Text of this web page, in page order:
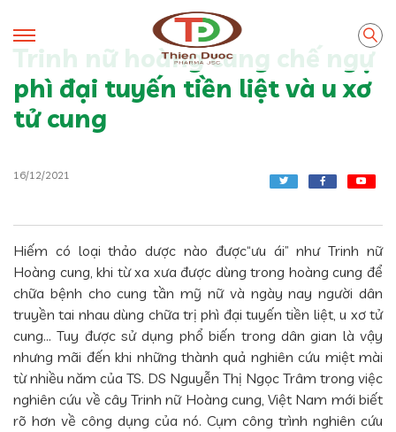
Trinh nữ hoàng cung chế ngự
phì đại tuyến tiền liệt và u xơ
tử cung
16/12/2021
Hiếm có loại thảo dược nào được“ưu ái” như Trinh nữ
Hoàng cung, khi từ xa xưa được dùng trong hoàng cung để
chữa bệnh cho cung tần mỹ nữ và ngày nay người dân
truyền tai nhau dùng chữa trị phì đại tuyến tiền liệt, u xơ tử
cung… Tuy được sử dụng phổ biến trong dân gian là vậy
nhưng mãi đến khi những thành quả nghiên cứu miệt mài
từ nhiều năm của TS. DS Nguyễn Thị Ngọc Trâm trong việc
nghiên cứu về cây Trinh nữ Hoàng cung, Việt Nam mới biết
rõ hơn về công dụng của nó. Cụm công trình nghiên cứu